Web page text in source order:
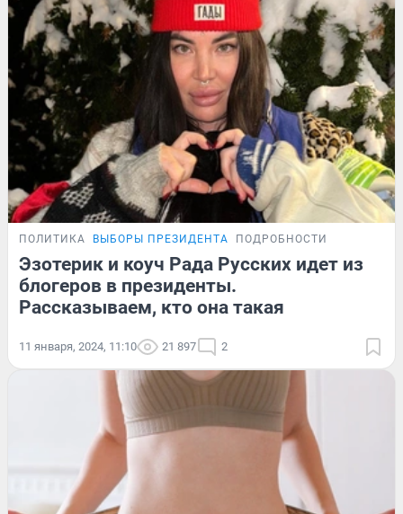
ПОЛИТИКА ВЫБОРЫ ПРЕЗИДЕНТА ПОДРОБНОСТИ
Эзотерик и коуч Рада Русских идет из
блогеров в президенты.
Рассказываем, кто она такая
11 января, 2024, 11:10 21 897 2